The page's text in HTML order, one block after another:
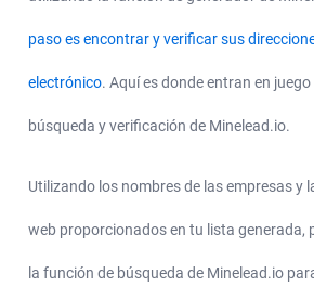
paso es encontrar y verificar sus
electrónico. Aquí es donde entran en
búsqueda y verificación de Minelead.io.
Utilizando los nombres de las empresas y
web proporcionados en tu lista generada,
la función de búsqueda de Minelead.io